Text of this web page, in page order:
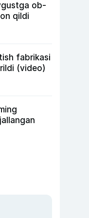
ob-
qildi
fabrikasi
(video)